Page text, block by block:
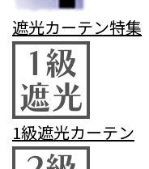
遮光カーテン特集
1級遮光カーテン